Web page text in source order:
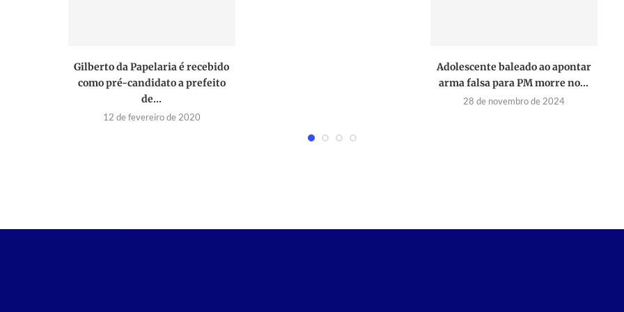
Gilberto da Papelaria é recebido
como pré-candidato a prefeito
de...
12 de fevereiro de 2020
Adolescente baleado ao apontar
arma falsa para PM morre no...
28 de novembro de 2024